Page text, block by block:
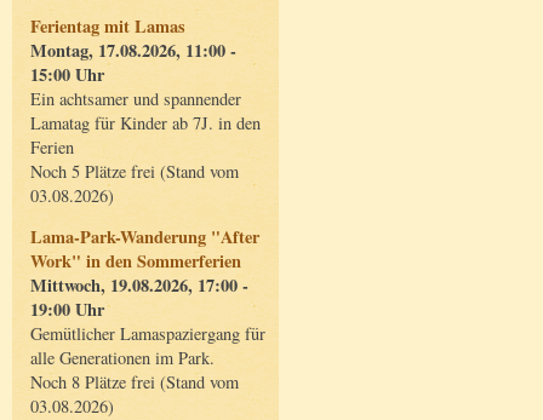
Ferientag mit Lamas
Montag, 17.08.2026, 11:00 -
15:00 Uhr
Ein achtsamer und spannender
Lamatag für Kinder ab 7J. in den
Ferien
Noch 5 Plätze frei (Stand vom
03.08.2026)
Lama-Park-Wanderung "After
Work" in den Sommerferien
Mittwoch, 19.08.2026, 17:00 -
19:00 Uhr
Gemütlicher Lamaspaziergang für
alle Generationen im Park.
Noch 8 Plätze frei (Stand vom
03.08.2026)